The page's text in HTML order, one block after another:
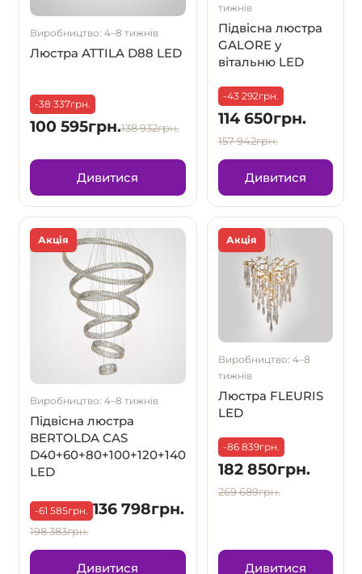
Виробництво: 4–8 тижнів
Люстра ATTILA D88 LED
-38 337грн.
100 595грн.138 932грн.
Дивитися
тижнів
Підвісна люстра
GALORE у
вітальню LED
-43 292грн.
114 650грн.
157 942грн.
Дивитися
Акція
Виробництво: 4–8 тижнів
Підвісна люстра
BERTOLDA CAS
D40+60+80+100+120+140
LED
-61 585грн. 136 798грн.
198 383грн.
Дивитися
Акція
Виробництво: 4–8
тижнів
Люстра FLEURIS
LED
-86 839грн.
182 850грн.
269 689грн.
Дивитися